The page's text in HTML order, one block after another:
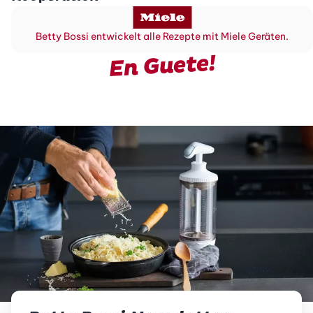
Betty Bossi entwickelt alle Rezepte mit Miele Geräten.
En Guete!